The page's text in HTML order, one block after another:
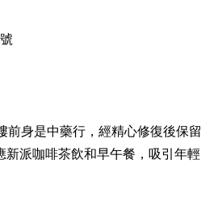
前身是中藥行，經精心修復後保留
新派咖啡茶飲和早午餐，吸引年輕